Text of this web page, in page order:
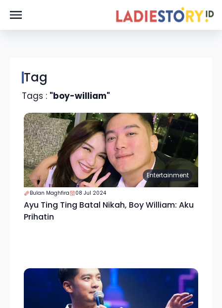
Tag
Tags : "boy-william"
Entertainment
Bulan Maghfira 08 Jul 2024
Ayu Ting Ting Batal Nikah, Boy William: Aku
Prihatin